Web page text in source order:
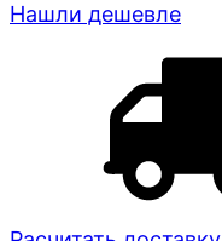
Нашли дешевле